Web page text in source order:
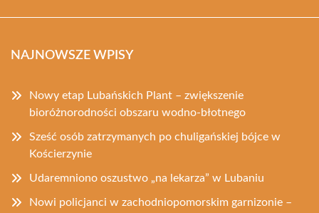
NAJNOWSZE WPISY
Nowy etap Lubańskich Plant – zwiększenie
bioróżnorodności obszaru wodno-błotnego
Sześć osób zatrzymanych po chuligańskiej bójce w
Kościerzynie
Udaremniono oszustwo „na lekarza” w Lubaniu
Nowi policjanci w zachodniopomorskim garnizonie –